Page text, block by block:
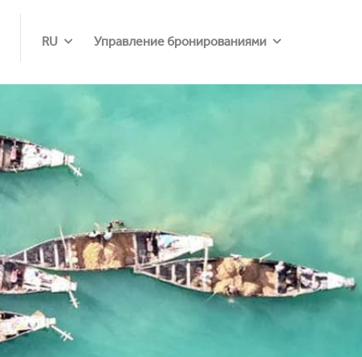
RU Управление бронированиями